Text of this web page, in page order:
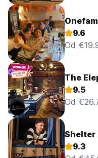
9.6
Od
The
9.5
Od
Shelter
9.3